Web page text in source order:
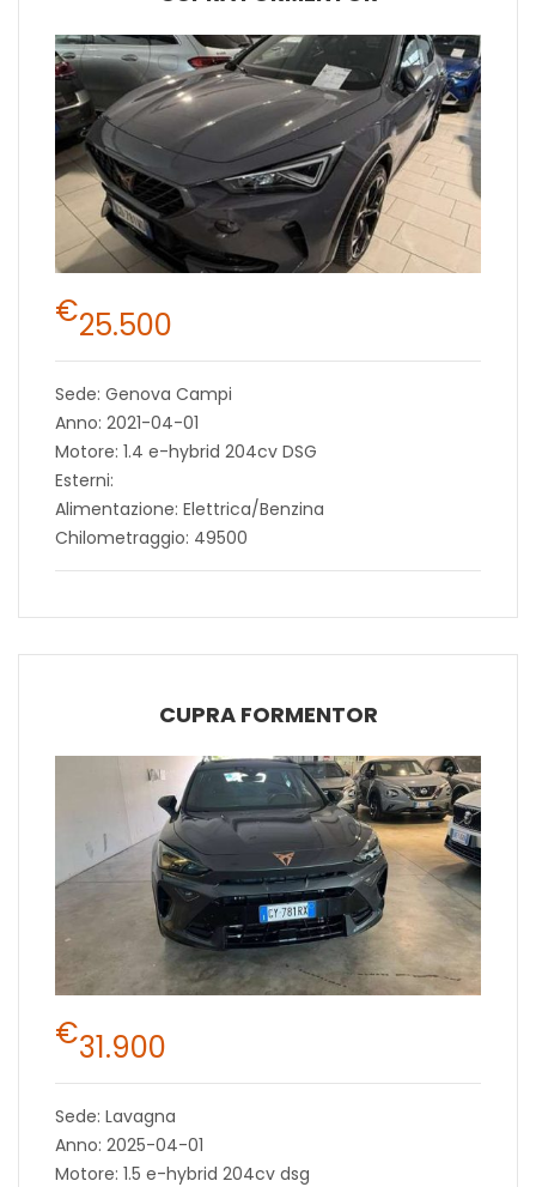
€25.500
Sede: Genova Campi
Anno: 2021-04-01
Motore: 1.4 e-hybrid 204cv DSG
Esterni:
Alimentazione: Elettrica/Benzina
Chilometraggio: 49500
CUPRA FORMENTOR
€31.900
Sede: Lavagna
Anno: 2025-04-01
Motore: 1.5 e-hybrid 204cv dsg